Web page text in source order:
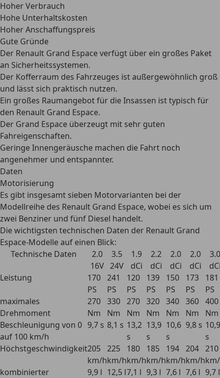
Hoher Verbrauch
Hohe Unterhaltskosten
Hoher Anschaffungspreis
Gute Gründe
Der Renault Grand Espace verfügt über ein großes Paket
an Sicherheitssystemen.
Der Kofferraum des Fahrzeuges ist außergewöhnlich groß
und lässt sich praktisch nutzen.
Ein großes Raumangebot für die Insassen ist typisch für
den Renault Grand Espace.
Der Grand Espace überzeugt mit sehr guten
Fahreigenschaften.
Geringe Innengeräusche machen die Fahrt noch
angenehmer und entspannter.
Daten
Motorisierung
Es gibt insgesamt sieben Motorvarianten bei der
Modellreihe des Renault Grand Espace, wobei es sich um
zwei Benziner und fünf Diesel handelt.
Die wichtigsten technischen Daten der Renault Grand
Espace-Modelle auf einen Blick:
Technische Daten
2.0
16V
3.5
24V
1.9
dCi
2.2
dCi
2.0
dCi
2.0
dCi
3.0
Leistung
170
PS
241
PS
120
PS
139
PS
150
PS
173
PS
181
PS
maximales
Drehmoment
270
Nm
330
Nm
270
Nm
320
Nm
340
Nm
360
Nm
400
Nm
Beschleunigung von 0
auf 100 km/h
9,7 s 8,1 s 13,2
s
13,9
s
10,6
s
9,8 s 10,9
s
Höchstgeschwindigkeit205
km/h
225
km/h
180
km/h
185
km/h
194
km/h
204
km/h
210
kombinierter
9,9 l 12,5 l7,1 l 9,3 l 7,6 l 7,6 l 9,7 l